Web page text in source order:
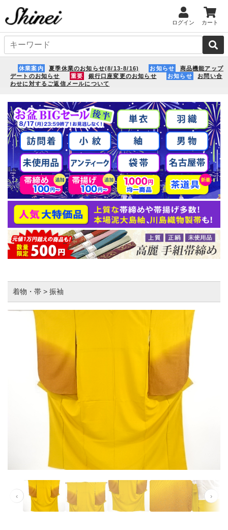
ログイン カート
休業案内 夏季休業のお知らせ(8/13-8/16) お知らせ
商品機能アップ
デートのお知らせ
重要 銀行口座変更のお知らせ お知らせ
お問い合
わせに対するご返信メールについて
着物・帯 > 振袖
‹ ›